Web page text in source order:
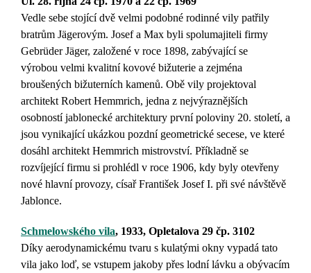
Vedle sebe stojící dvě velmi podobné rodinné vily patřily
bratrům Jägerovým. Josef a Max byli spolumajiteli firmy
Gebrüder Jäger, založené v roce 1898, zabývající se
výrobou velmi kvalitní kovové bižuterie a zejména
broušených bižuterních kamenů. Obě vily projektoval
architekt Robert Hemmrich, jedna z nejvýraznějších
osobností jablonecké architektury první poloviny 20. století, a
jsou vynikající ukázkou pozdní geometrické secese, ve které
dosáhl architekt Hemmrich mistrovství. Příkladně se
rozvíjející firmu si prohlédl v roce 1906, kdy byly otevřeny
nové hlavní provozy, císař František Josef I. při své návštěvě
Jablonce.
Schmelowského vila, 1933, Opletalova 29 čp. 3102
Díky aerodynamickému tvaru s kulatými okny vypadá tato
vila jako loď, se vstupem jakoby přes lodní lávku a obývacím